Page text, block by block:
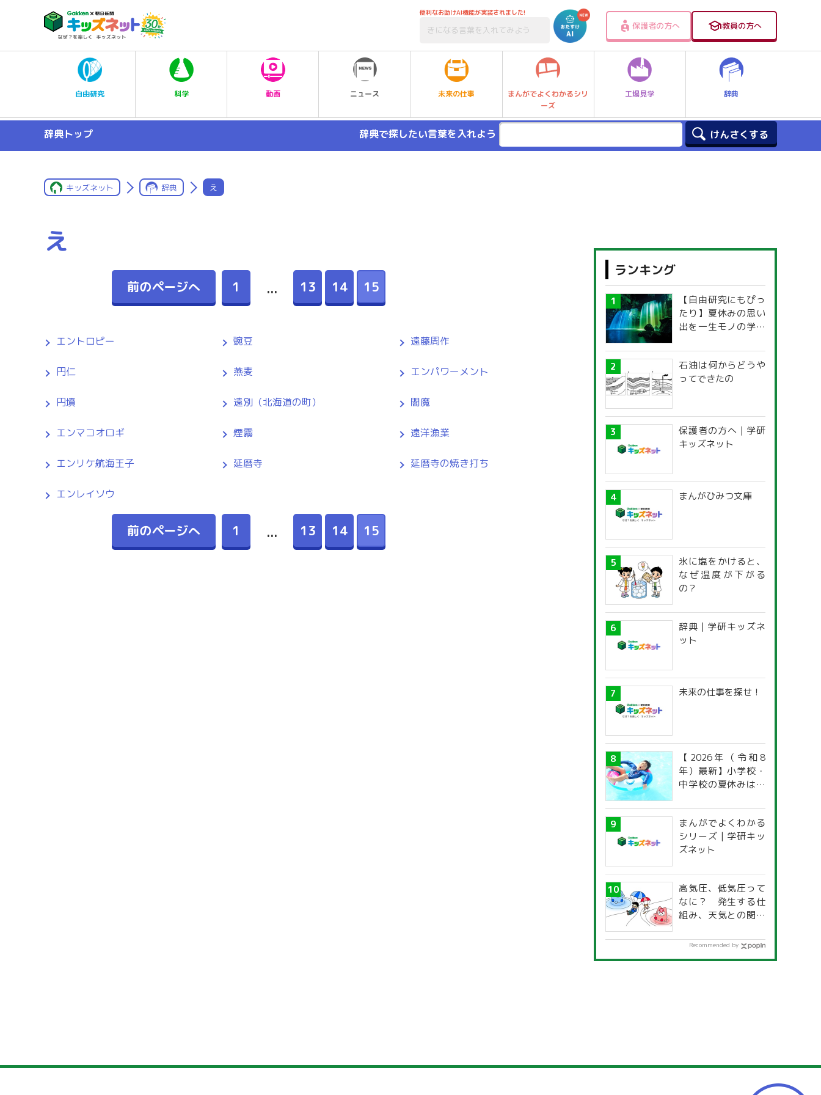
便利なお助けAI機能が実装されました!
保護者の方へ 教員の方へ
自由研究 科学 動画 ニュース 未来の仕事
まんがでよくわかるシリ
ーズ
工場見学 辞典
辞典トップ 辞典で探したい言葉を入れよう
キッズネット 辞典 え
え
前のページへ 1 ... 13 14 15
エントロピー 豌豆 遠藤周作
円仁 燕麦 エンパワーメント
円墳 遠別（北海道の町） 閻魔
エンマコオロギ 煙霧 遠洋漁業
エンリケ航海王子 延暦寺 延暦寺の焼き打ち
エンレイソウ
前のページへ 1 ... 13 14 15
ランキング
【自由研究にもぴっ
たり】夏休みの思い
出を一生モノの学び
探究ガイド
石油は何からどうや
ってできたの
保護者の方へ | 学研
キッズネット
まんがひみつ文庫
氷に塩をかけると、
なぜ温度が下がる
の？
辞典 | 学研キッズネ
ット
未来の仕事を探せ！
【2026年（令和8
年）最新】小学校・
中学校の夏休みはい
道府県別「夏季休暇
一覧」
まんがでよくわかる
シリーズ | 学研キッ
ズネット
高気圧、低気圧って
なに？ 発生する仕
組み、天気との関係
Recommended by